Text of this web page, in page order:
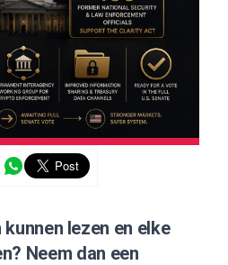
lezen en elke
Neem dan een